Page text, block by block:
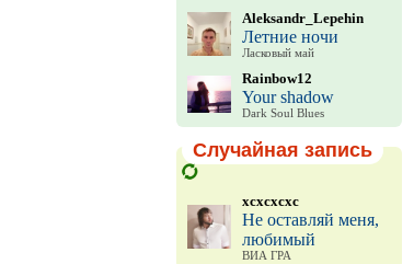
Aleksandr_Lepehin
Летние ночи
Ласковый май
Rainbow12
Your shadow
Dark Soul Blues
Случайная запись
xcxcxcxc
Не оставляй меня,
любимый
ВИА ГРА